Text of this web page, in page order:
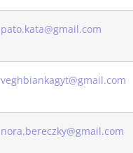
pato.kata@gmail.com
veghbiankagyt@gmail.com
nora.bereczky@gmail.com